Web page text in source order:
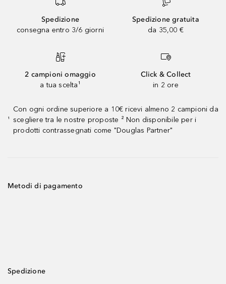
Spedizione
consegna entro 3/6 giorni
Spedizione gratuita
da 35,00 €
2 campioni omaggio
a tua scelta¹
Click & Collect
in 2 ore
¹
Con ogni ordine superiore a 10€ ricevi almeno 2 campioni da
scegliere tra le nostre proposte ² Non disponibile per i
prodotti contrassegnati come "Douglas Partner"
Metodi di pagamento
Spedizione